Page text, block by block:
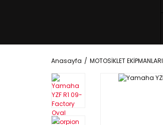
Anasayfa MOTOSİKLET EKİPMANLARI